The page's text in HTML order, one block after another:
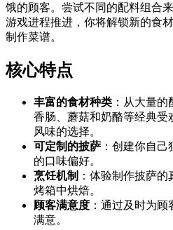
饿的顾客。尝试不同的配料组合
游戏进程推进，你将解锁新的食
制作菜谱。
核心特点
丰富的食材种类 ：从大量
香肠、蘑菇和奶酪等经典受
风味的选择。
可定制的披萨 ：创建你自
的口味偏好。
烹饪机制 ：体验制作披萨
烤箱中烘焙。
顾客满意度 ：通过及时为
满意。